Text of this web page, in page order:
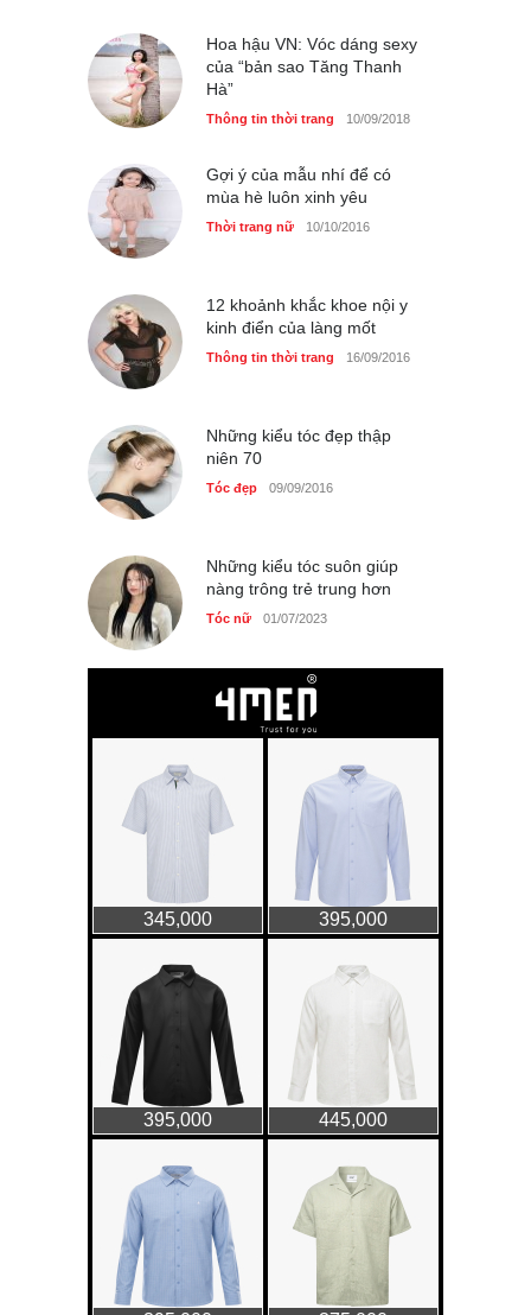
Chiếc áo dài cưới của Hoa
Hoa hậu VN: Vóc dáng sexy
của “bản sao Tăng Thanh
Hà”
Thông tin thời trang 10/09/2018
Gợi ý của mẫu nhí để có
mùa hè luôn xinh yêu
Thời trang nữ 10/10/2016
12 khoảnh khắc khoe nội y
kinh điển của làng mốt
Thông tin thời trang 16/09/2016
Những kiểu tóc đẹp thập
niên 70
Tóc đẹp 09/09/2016
Những kiểu tóc suôn giúp
nàng trông trẻ trung hơn
Tóc nữ 01/07/2023